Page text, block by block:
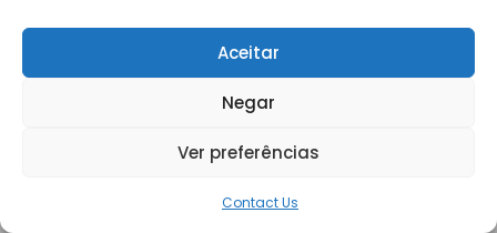
Aceitar
Negar
Ver preferências
Contact Us
©